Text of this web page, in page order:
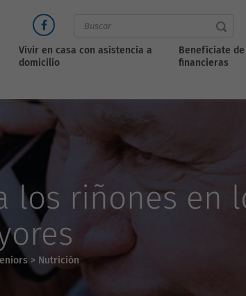
Vivir en casa con asistencia a
domicilio
Benefíciate de
financieras
los riñones en
> Nutrición